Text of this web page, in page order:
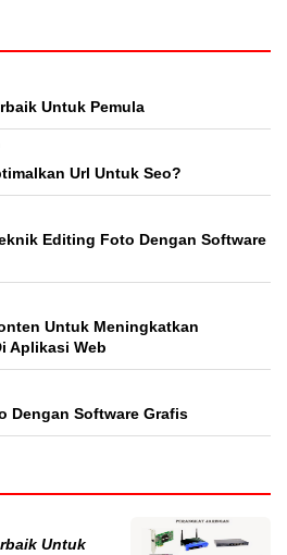
Untuk Pemula
Url Untuk Seo?
Editing Foto Dengan Software
Untuk Meningkatkan
Aplikasi Web
Dengan Software Grafis
Untuk